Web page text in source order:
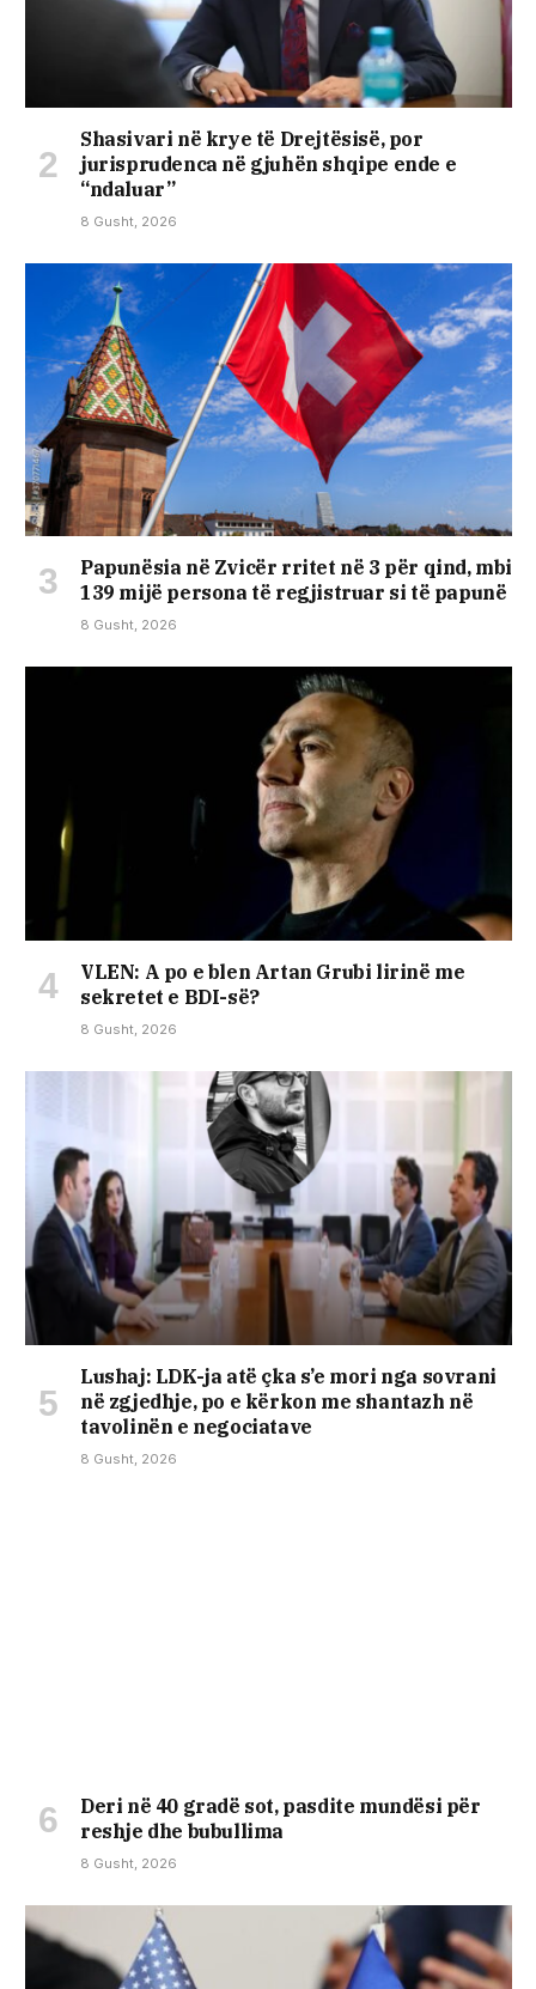
Shasivari në krye të Drejtësisë, por
jurisprudenca në gjuhën shqipe ende e
“ndaluar”
8 Gusht, 2026
Papunësia në Zvicër rritet në 3 për qind, mbi
139 mijë persona të regjistruar si të papunë
8 Gusht, 2026
VLEN: A po e blen Artan Grubi lirinë me
sekretet e BDI-së?
8 Gusht, 2026
Lushaj: LDK-ja atë çka s’e mori nga sovrani
në zgjedhje, po e kërkon me shantazh në
tavolinën e negociatave
8 Gusht, 2026
Deri në 40 gradë sot, pasdite mundësi për
reshje dhe bubullima
8 Gusht, 2026